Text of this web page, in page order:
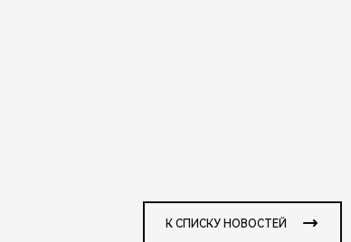
К СПИСКУ НОВОСТЕЙ